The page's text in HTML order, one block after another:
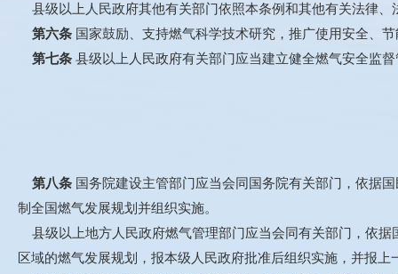
县级以上人民政府其他有关部门依照本条例和其他有关法律
第六条 国家鼓励、支持燃气科学技术研究，推广使用安全、
第七条 县级以上人民政府有关部门应当建立健全燃气安全监
第八条 国务院建设主管部门应当会同国务院有关部门，依据
制全国燃气发展规划并组织实施。
县级以上地方人民政府燃气管理部门应当会同有关部门，依
区域的燃气发展规划，报本级人民政府批准后组织实施，并报